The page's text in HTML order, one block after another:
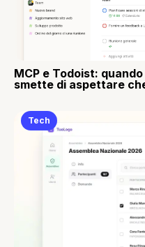
MCP e Todoist:
smette di aspettare
Tech